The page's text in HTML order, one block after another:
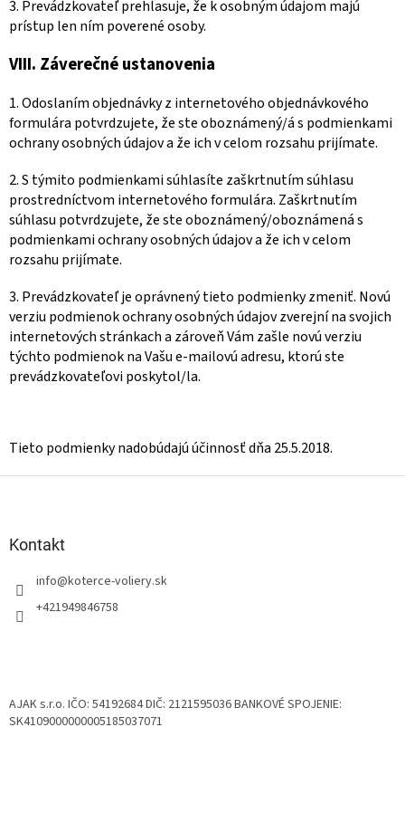
3. Prevádzkovateľ prehlasuje, že k osobným údajom majú
prístup len ním poverené osoby.
VIII. Záverečné ustanovenia
1. Odoslaním objednávky z internetového objednávkového
formulára potvrdzujete, že ste oboznámený/á s podmienkami
ochrany osobných údajov a že ich v celom rozsahu prijímate.
2. S týmito podmienkami súhlasíte zaškrtnutím súhlasu
prostredníctvom internetového formulára. Zaškrtnutím
súhlasu potvrdzujete, že ste oboznámený/oboznámená s
podmienkami ochrany osobných údajov a že ich v celom
rozsahu prijímate.
3. Prevádzkovateľ je oprávnený tieto podmienky zmeniť. Novú
verziu podmienok ochrany osobných údajov zverejní na svojich
internetových stránkach a zároveň Vám zašle novú verziu
týchto podmienok na Vašu e-mailovú adresu, ktorú ste
prevádzkovateľovi poskytol/la.
Tieto podmienky nadobúdajú účinnosť dňa 25.5.2018.
Kontakt
info@koterce-voliery.sk
+421949846758
AJAK s.r.o. IČO: 54192684 DIČ: 2121595036 BANKOVÉ SPOJENIE:
SK4109000000005185037071